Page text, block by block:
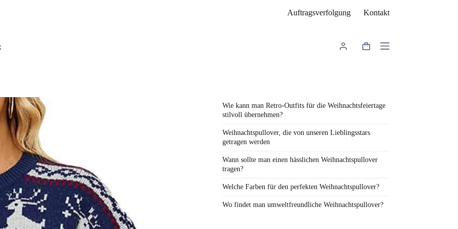
Auftragsverfolgung Kontakt
Warenkorb
Wie kann man Retro-Outfits für die Weihnachtsfeiertage
stilvoll übernehmen?
Weihnachtspullover, die von unseren Lieblingsstars
getragen werden
Wann sollte man einen hässlichen Weihnachtspullover
tragen?
Welche Farben für den perfekten Weihnachtspullover?
Wo findet man umweltfreundliche Weihnachtspullover?